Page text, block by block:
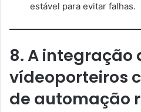
estável para evitar falhas.
8. A integração
vídeoporteiros
de automação